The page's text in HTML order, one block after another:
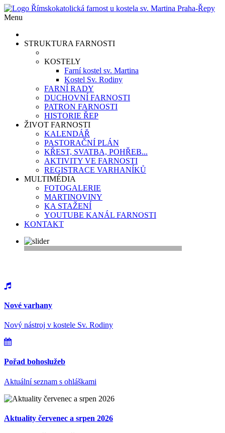
Menu
STRUKTURA FARNOSTI
KOSTELY
Farní kostel sv. Martina
Kostel Sv. Rodiny
FARNÍ RADY
DUCHOVNÍ FARNOSTI
PATRON FARNOSTI
HISTORIE ŘEP
ŽIVOT FARNOSTI
KALENDÁŘ
PASTORAČNÍ PLÁN
KŘEST, SVATBA, POHŘEB...
AKTIVITY VE FARNOSTI
REGISTRACE VARHANÍKŮ
MULTIMÉDIA
FOTOGALERIE
MARTINOVINY
KA STAŽENÍ
YOUTUBE KANÁL FARNOSTI
KONTAKT
Nové varhany
Nový nástroj v kostele Sv. Rodiny
Pořad bohoslužeb
Aktuální seznam s ohláškami
Aktuality červenec a srpen 2026